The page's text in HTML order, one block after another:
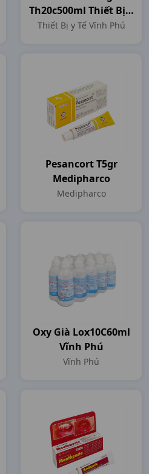
Th20c500ml Thiết Bị Y
Tế Vĩnh Phú
Thiết Bị y Tế Vĩnh Phú
Pesancort T5gr
Medipharco
Medipharco
Oxy Già Lox10C60ml
Vĩnh Phú
Vĩnh Phú